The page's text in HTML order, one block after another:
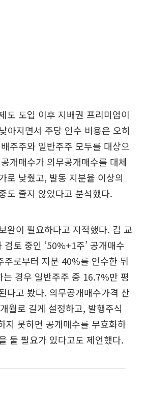
도 도입 이후 지배권 프리미엄이
아지면서 주당 인수 비용은 오히
주주와 일반주주 모두를 대상으
개매수가 의무공개매수를 대체
로 낮췄고, 발동 지분율 이상의
도 줄지 않았다고 분석했다.
완이 필요하다고 지적했다. 김 교
토 중인 ‘50%+1주’ 공개매수
주로부터 지분 40%를 인수한 뒤
경우 일반주주 중 16.7%만 평
다고 봤다. 의무공개매수가격 산
월로 길게 설정하고, 발행주식
지 못하면 공개매수를 무효화하
둘 필요가 있다고도 제언했다.